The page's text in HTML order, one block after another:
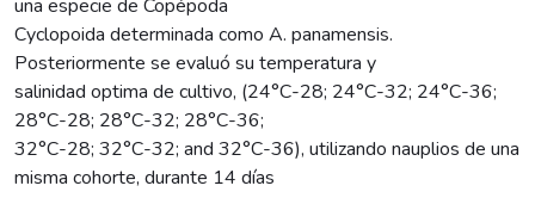
una especie de Copépoda
Cyclopoida determinada como A. panamensis.
Posteriormente se evaluó su temperatura y
salinidad optima de cultivo, (24°C-28; 24°C-32; 24°C-36;
28°C-28; 28°C-32; 28°C-36;
32°C-28; 32°C-32; and 32°C-36), utilizando nauplios de una
misma cohorte, durante 14 días